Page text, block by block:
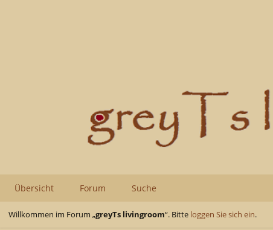
Übersicht Forum Suche
Willkommen im Forum „greyTs livingroom“. Bitte loggen Sie sich ein.